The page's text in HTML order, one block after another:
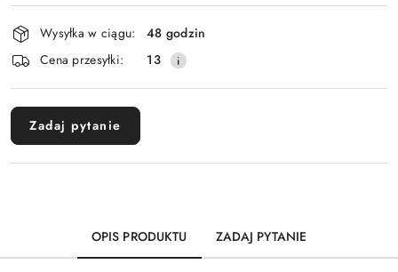
Wyślij
Dostępność
i
dostawa
Wysyłka w ciągu:
48 godzin
Cena przesyłki:
13
Zadaj pytanie
OPIS PRODUKTU ZADAJ PYTANIE